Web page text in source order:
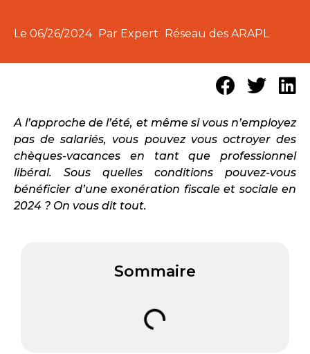
Le 06/26/2024 Par Expert Réseau des ARAPL
A l’approche de l’été, et même si vous n’employez
pas de salariés, vous pouvez vous octroyer des
chèques-vacances en tant que professionnel
libéral. Sous quelles conditions pouvez-vous
bénéficier d’une exonération fiscale et sociale en
2024 ? On vous dit tout.
Sommaire